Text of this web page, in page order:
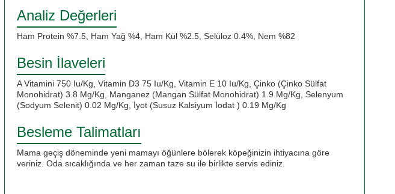
Analiz Değerleri
Ham Protein %7.5, Ham Yağ %4, Ham Kül %2.5, Selüloz 0.4%, Nem %82
Besin İlaveleri
A Vitamini 750 Iu/Kg, Vitamin D3 75 Iu/Kg, Vitamin E 10 Iu/Kg, Çinko (Çinko Sülfat
Monohidrat) 3.8 Mg/Kg, Manganez (Mangan Sülfat Monohidrat) 1.9 Mg/Kg, Selenyum
(Sodyum Selenit) 0.02 Mg/Kg, İyot (Susuz Kalsiyum İodat ) 0.19 Mg/Kg
Besleme Talimatları
Mama geçiş döneminde yeni mamayı öğünlere bölerek köpeğinizin ihtiyacına göre
veriniz. Oda sıcaklığında ve her zaman taze su ile birlikte servis ediniz.